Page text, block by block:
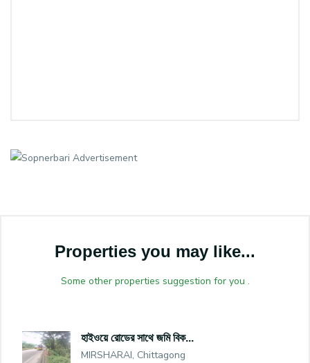
Properties you may like...
Some other properties suggestion for you .
হাইওয়ে রোডের সাথে জমি বিক...
MIRSHARAI, Chittagong